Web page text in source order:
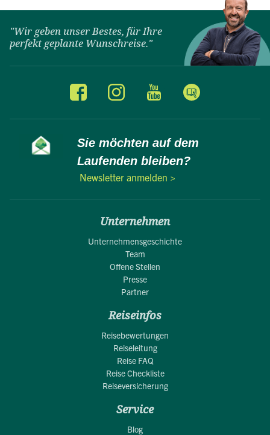
"Wir geben unser Bestes, für Ihre
perfekt geplante Wunschreise."
Sie möchten auf dem
Laufenden bleiben?
Newsletter anmelden >
Unternehmen
Unternehmensgeschichte
Team
Offene Stellen
Presse
Partner
Reiseinfos
Reisebewertungen
Reiseleitung
Reise FAQ
Reise Checkliste
Reiseversicherung
Service
Blog